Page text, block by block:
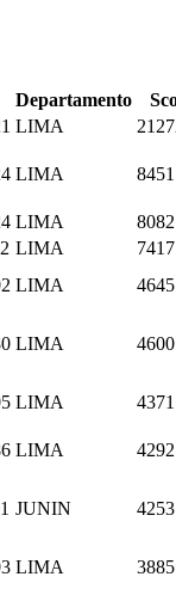
Departamento
LIMA
LIMA
LIMA
LIMA
LIMA
LIMA
LIMA
LIMA
JUNIN
LIMA